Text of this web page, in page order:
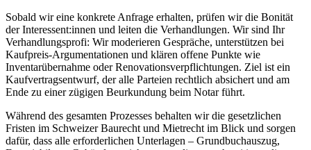
Sobald wir eine konkrete Anfrage erhalten, prüfen wir die Bonität
der Interessent:innen und leiten die Verhandlungen. Wir sind Ihr
Verhandlungsprofi: Wir moderieren Gespräche, unterstützen bei
Kaufpreis-Argumentationen und klären offene Punkte wie
Inventarübernahme oder Renovationsverpflichtungen. Ziel ist ein
Kaufvertragsentwurf, der alle Parteien rechtlich absichert und am
Ende zu einer zügigen Beurkundung beim Notar führt.
Während des gesamten Prozesses behalten wir die gesetzlichen
Fristen im Schweizer Baurecht und Mietrecht im Blick und sorgen
dafür, dass alle erforderlichen Unterlagen – Grundbuchauszug,